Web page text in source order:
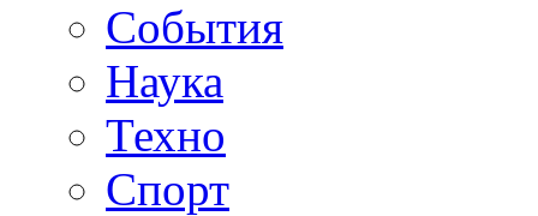
События
Наука
Техно
Спорт